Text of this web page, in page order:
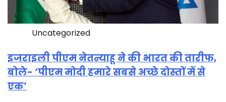
Uncategorized
इजराइली पीएम नेतन्याहू ने की भारत की तारीफ,
बोले- ‘पीएम मोदी हमारे सबसे अच्छे दोस्तों में से
एक’